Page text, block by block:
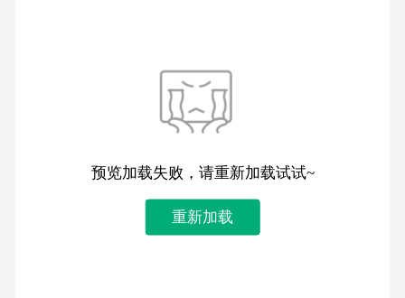
预览加载失败，请重新加载试试~
重新加载